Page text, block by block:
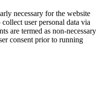
necessary for the website
user personal data via
are termed as non-necessary
consent prior to running